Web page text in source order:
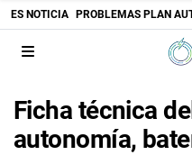
ES NOTICIA PROBLEMAS PLAN
Ficha técnica
autonomía,